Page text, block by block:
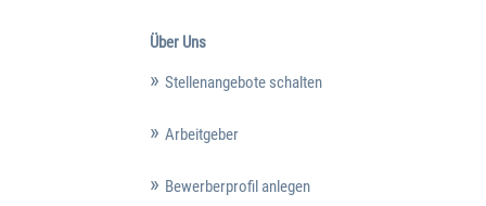
Über Uns
Stellenangebote schalten
Arbeitgeber
Bewerberprofil anlegen